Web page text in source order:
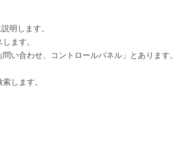
明します。
ます。
い合わせ、コントロールパネル」とあります。
します。